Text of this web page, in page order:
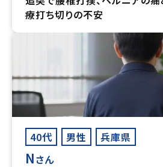
療打ち切りの不安
40代 男性 兵庫県
Nさん